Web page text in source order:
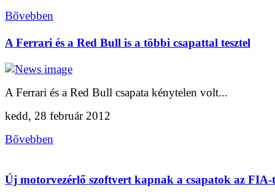
Bővebben
A Ferrari és a Red Bull is a többi csapattal tesztel
A Ferrari és a Red Bull csapata kénytelen volt...
kedd, 28 február 2012
Bővebben
Új motorvezérlő szoftvert kapnak a csapatok az FIA-